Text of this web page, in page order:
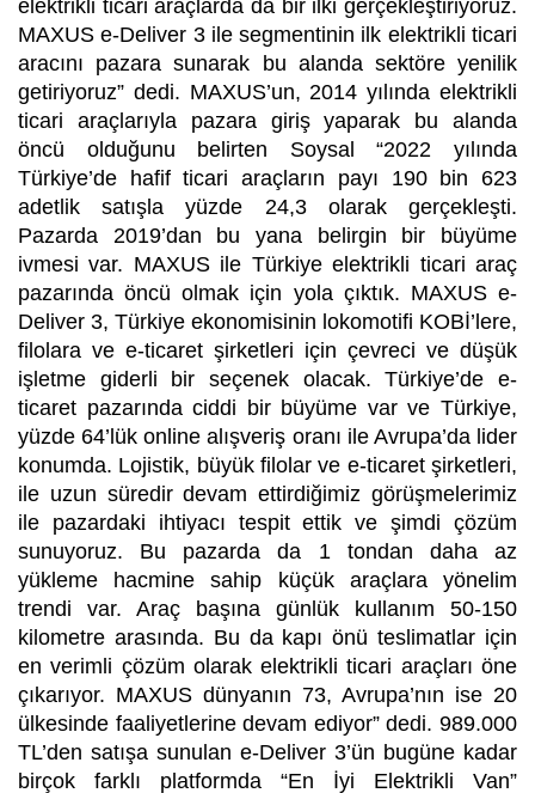
elektrikli ticari araçlarda da bir ilki gerçekleştiriyoruz.
MAXUS e-Deliver 3 ile segmentinin ilk elektrikli ticari
aracını pazara sunarak bu alanda sektöre yenilik
getiriyoruz” dedi. MAXUS’un, 2014 yılında elektrikli
ticari araçlarıyla pazara giriş yaparak bu alanda
öncü olduğunu belirten Soysal “2022 yılında
Türkiye’de hafif ticari araçların payı 190 bin 623
adetlik satışla yüzde 24,3 olarak gerçekleşti.
Pazarda 2019’dan bu yana belirgin bir büyüme
ivmesi var. MAXUS ile Türkiye elektrikli ticari araç
pazarında öncü olmak için yola çıktık. MAXUS e-
Deliver 3, Türkiye ekonomisinin lokomotifi KOBİ’lere,
filolara ve e-ticaret şirketleri için çevreci ve düşük
işletme giderli bir seçenek olacak. Türkiye’de e-
ticaret pazarında ciddi bir büyüme var ve Türkiye,
yüzde 64’lük online alışveriş oranı ile Avrupa’da lider
konumda. Lojistik, büyük filolar ve e-ticaret şirketleri,
ile uzun süredir devam ettirdiğimiz görüşmelerimiz
ile pazardaki ihtiyacı tespit ettik ve şimdi çözüm
sunuyoruz. Bu pazarda da 1 tondan daha az
yükleme hacmine sahip küçük araçlara yönelim
trendi var. Araç başına günlük kullanım 50-150
kilometre arasında. Bu da kapı önü teslimatlar için
en verimli çözüm olarak elektrikli ticari araçları öne
çıkarıyor. MAXUS dünyanın 73, Avrupa’nın ise 20
ülkesinde faaliyetlerine devam ediyor” dedi. 989.000
TL’den satışa sunulan e-Deliver 3’ün bugüne kadar
birçok farklı platformda “En İyi Elektrikli Van”